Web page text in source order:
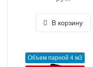
В корзину
Объем парной 4 м3